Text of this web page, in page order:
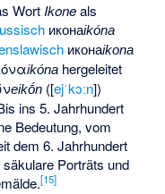
Wort Ikoneals
иконаikóna
иконаikona
ikóna hergeleitet
eikṓn ([ejˈkɔːn])
ins 5. Jahrhundert
Bedeutung, vom
dem 6. Jahrhundert
säkulare Porträts und
[15]